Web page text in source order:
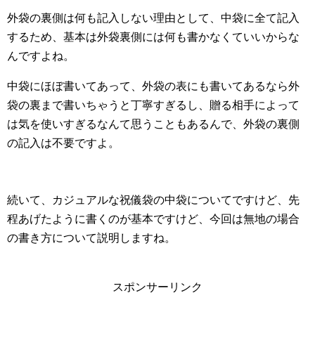
外袋の裏側は何も記入しない理由として、中袋に全て記入
するため、基本は外袋裏側には何も書かなくていいからな
んですよね。
中袋にほぼ書いてあって、外袋の表にも書いてあるなら外
袋の裏まで書いちゃうと丁寧すぎるし、贈る相手によって
は気を使いすぎるなんて思うこともあるんで、外袋の裏側
の記入は不要ですよ。
続いて、カジュアルな祝儀袋の中袋についてですけど、先
程あげたように書くのが基本ですけど、今回は無地の場合
の書き方について説明しますね。
スポンサーリンク